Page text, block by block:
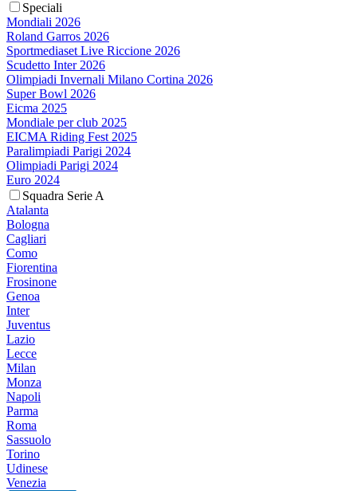
Speciali
Mondiali 2026
Roland Garros 2026
Sportmediaset Live Riccione 2026
Scudetto Inter 2026
Olimpiadi Invernali Milano Cortina 2026
Super Bowl 2026
Eicma 2025
Mondiale per club 2025
EICMA Riding Fest 2025
Paralimpiadi Parigi 2024
Olimpiadi Parigi 2024
Euro 2024
Squadra Serie A
Atalanta
Bologna
Cagliari
Como
Fiorentina
Frosinone
Genoa
Inter
Juventus
Lazio
Lecce
Milan
Monza
Napoli
Parma
Roma
Sassuolo
Torino
Udinese
Venezia